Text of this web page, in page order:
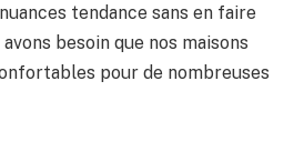
tendance sans en faire
besoin que nos maisons
pour de nombreuses